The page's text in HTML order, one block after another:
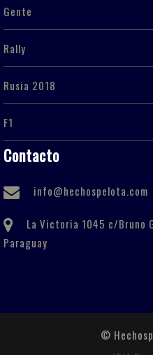
Gente
Rally
Rusia 2018
F1
Contacto
info@hechospelota.com
La Victoria 1045 c/Bruno
Paraguay
©